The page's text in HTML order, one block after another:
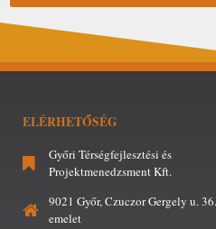
ELÉRHETŐSÉG
Győri Térségfejlesztési és
Projektmenedzsment Kft.
9021 Győr, Czuczor Gergely u.
emelet